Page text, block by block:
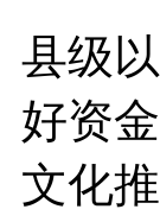
县级
好资
文化